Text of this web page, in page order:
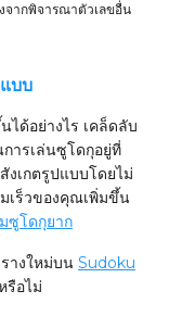
จากพิจารณาตัวเลขอื่น
บบ
ได้อย่างไร เคล็ดลับ
ารเล่นซูโดกุอยู่ที่
เกตรูปแบบโดยไม่
เร็วของคุณเพิ่มขึ้น
มซูโดกุยาก
างใหม่บน Sudoku
รือไม่